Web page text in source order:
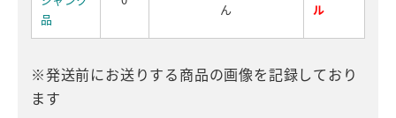
品
ん
ル
※発送前にお送りする商品の画像を記録しており
ます